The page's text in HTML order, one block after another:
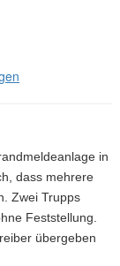
in
dass mehrere
Zwei Trupps
Feststellung.
übergeben